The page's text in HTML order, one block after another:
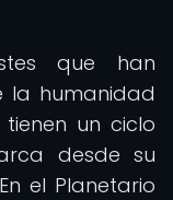
que han
la humanidad
un ciclo
desde su
el Planetario